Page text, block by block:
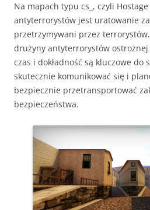
Na mapach typu cs_, czyli
antyterrorystów jest uratowanie
przetrzymywani przez
drużyny antyterrorystów
czas i dokładność są kluczowe do
skutecznie komunikować się i
bezpiecznie przetransportować
bezpieczeństwa.